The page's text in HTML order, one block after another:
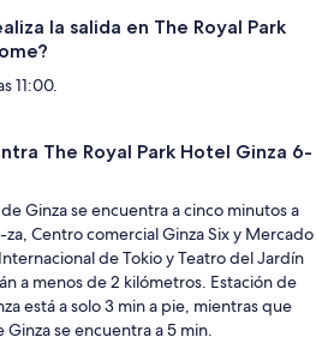
la salida en The Royal Park
11:00.
The Royal Park Hotel Ginza 6-
Ginza se encuentra a cinco minutos a
Centro comercial Ginza Six y Mercado
de Tokio y Teatro del Jardín
a menos de 2 kilómetros. Estación de
está a solo 3 min a pie, mientras que
se encuentra a 5 min.